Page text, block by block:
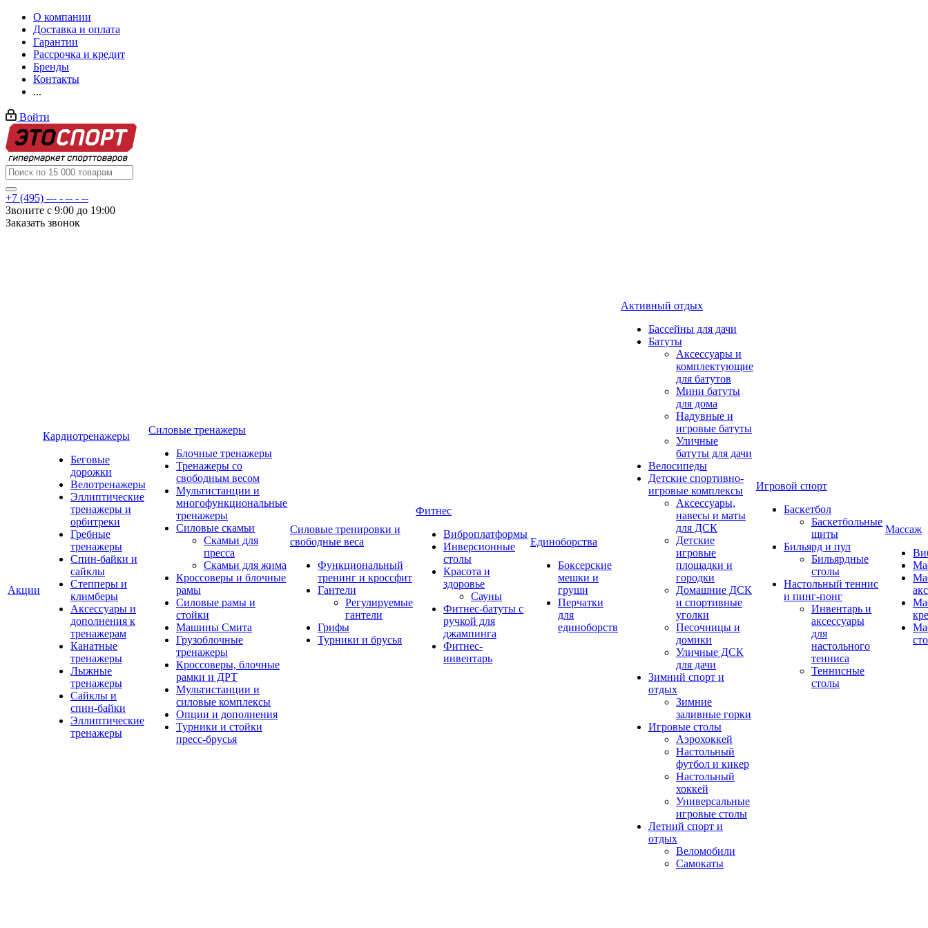
О компании
Доставка и оплата
Гарантии
Рассрочка и кредит
Бренды
Контакты
...
Войти
+7 (495) --- - -- - --
Звоните с 9:00 до 19:00
Заказать звонок
Акции
Кардиотренажеры
Беговые
дорожки
Велотренажеры
Эллиптические
тренажеры и
орбитреки
Гребные
тренажеры
Спин-байки и
сайклы
Степперы и
климберы
Аксессуары и
дополнения к
тренажерам
Канатные
тренажеры
Лыжные
тренажеры
Сайклы и
спин-байки
Эллиптические
тренажеры
Силовые тренажеры
Блочные тренажеры
Тренажеры со
свободным весом
Мультистанции и
многофункциональные
тренажеры
Силовые скамьи
Скамьи для
пресса
Скамьи для жима
Кроссоверы и блочные
рамы
Силовые рамы и
стойки
Машины Смита
Грузоблочные
тренажеры
Кроссоверы, блочные
рамки и ДРТ
Мультистанции и
силовые комплексы
Опции и дополнения
Турники и стойки
пресс-брусья
Силовые тренировки и
свободные веса
Функциональный
тренинг и кроссфит
Гантели
Регулируемые
гантели
Грифы
Турники и брусья
Фитнес
Виброплатформы
Инверсионные
столы
Красота и
здоровье
Сауны
Фитнес-батуты с
ручкой для
джампинга
Фитнес-
инвентарь
Единоборства
Боксерские
мешки и
груши
Перчатки
для
единоборств
Активный отдых
Бассейны для дачи
Батуты
Аксессуары и
комплектующие
для батутов
Мини батуты
для дома
Надувные и
игровые батуты
Уличные
батуты для дачи
Велосипеды
Детские спортивно-
игровые комплексы
Аксессуары,
навесы и маты
для ДСК
Детские
игровые
площадки и
городки
Домашние ДСК
и спортивные
уголки
Песочницы и
домики
Уличные ДСК
для дачи
Зимний спорт и
отдых
Зимние
заливные горки
Игровые столы
Аэрохоккей
Настольный
футбол и кикер
Настольный
хоккей
Универсальные
игровые столы
Летний спорт и
отдых
Веломобили
Самокаты
Игровой спорт
Баскетбол
Баскетбольные
щиты
Бильярд и пул
Бильярдные
столы
Настольный теннис
и пинг-понг
Инвентарь и
аксессуары
для
настольного
тенниса
Теннисные
столы
Массаж